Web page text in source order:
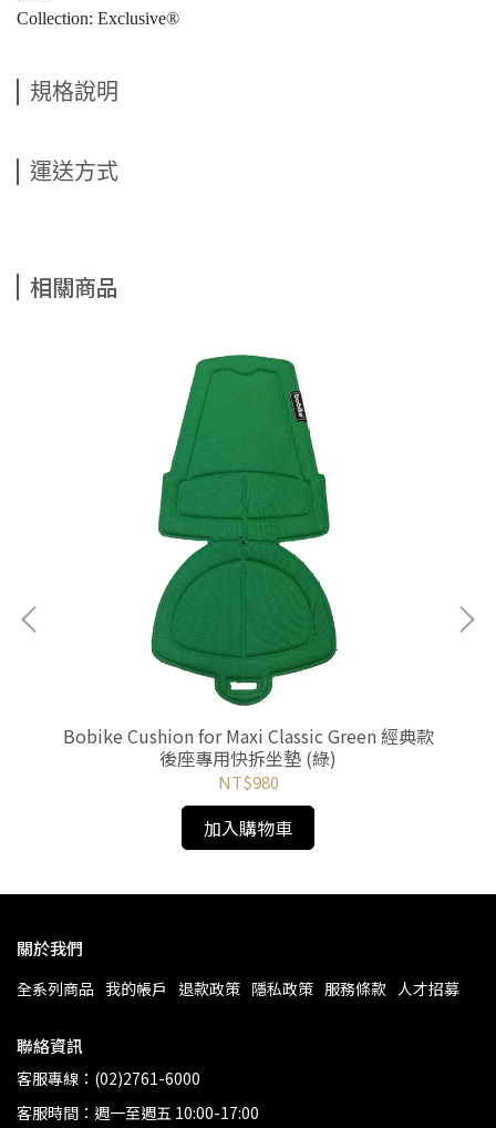
Collection: Exclusive®
規格說明
運送方式
相關商品
Bobike Cushion for Maxi Classic Green 經典款
後座專用快拆坐墊 (綠)
NT$980
加入購物車
關於我們
全系列商品 我的帳戶 退款政策 隱私政策 服務條款 人才招募
聯絡資訊
客服專線：(02)2761-6000
客服時間：週一至週五 10:00-17:00